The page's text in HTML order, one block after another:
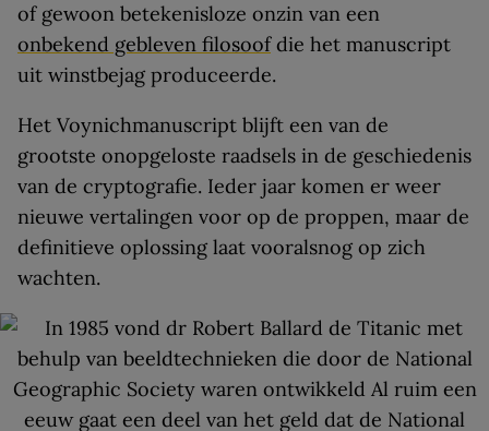
of gewoon betekenisloze onzin van een
onbekend gebleven filosoofdie het manuscript
uit winstbejag produceerde.
Het Voynichmanuscript blijft een van de
grootste onopgeloste raadsels in de geschiedenis
van de cryptografie. Ieder jaar komen er weer
nieuwe vertalingen voor op de proppen, maar de
definitieve oplossing laat vooralsnog op zich
wachten.